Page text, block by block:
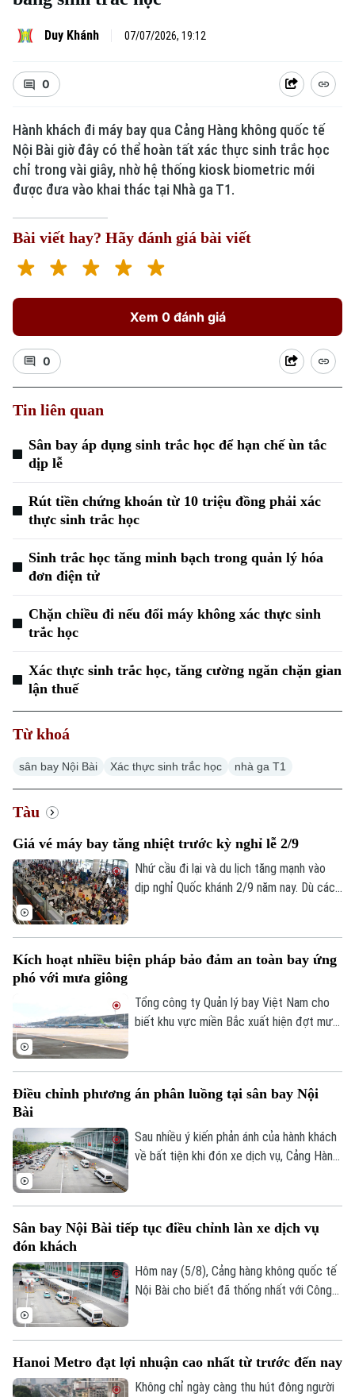
Xu hướng
Duy Khánh 07/07/2026, 19:12
0
Hành khách đi máy bay qua Cảng Hàng không quốc tế
Nội Bài giờ đây có thể hoàn tất xác thực sinh trắc học
chỉ trong vài giây, nhờ hệ thống kiosk biometric mới
được đưa vào khai thác tại Nhà ga T1.
Bài viết hay? Hãy đánh giá bài viết
Xem 0 đánh giá
0
Tin liên quan
Sân bay áp dụng sinh trắc học để hạn chế ùn tắc
dịp lễ
Rút tiền chứng khoán từ 10 triệu đồng phải xác
thực sinh trắc học
Sinh trắc học tăng minh bạch trong quản lý hóa
đơn điện tử
Chặn chiều đi nếu đổi máy không xác thực sinh
trắc học
Xác thực sinh trắc học, tăng cường ngăn chặn gian
lận thuế
Từ khoá
sân bay Nội Bài Xác thực sinh trắc học nhà ga T1
Tàu
Giá vé máy bay tăng nhiệt trước kỳ nghỉ lễ 2/9
Nhứ cầu đi lại và du lịch tăng mạnh vào
dịp nghỉ Quốc khánh 2/9 năm nay. Dù các
những ngày cao điểm.
Kích hoạt nhiều biện pháp bảo đảm an toàn bay ứng
phó với mưa giông
Tổng công ty Quản lý bay Việt Nam cho
biết khu vực miền Bắc xuất hiện đợt mưa
khiến nhiều chuyến bay phải bay chờ, điều
Điều chỉnh phương án phân luồng tại sân bay Nội
Bài
Sau nhiều ý kiến phản ánh của hành khách
về bất tiện khi đón xe dịch vụ, Cảng Hàng
bổ sung lực lượng hỗ trợ ngay tại nhà ga.
Sân bay Nội Bài tiếp tục điều chỉnh làn xe dịch vụ
đón khách
Hôm nay (5/8), Cảng hàng không quốc tế
Nội Bài cho biết đã thống nhất với Công
những bất tiện.
Hanoi Metro đạt lợi nhuận cao nhất từ trước đến nay
Không chỉ ngày càng thu hút đông người